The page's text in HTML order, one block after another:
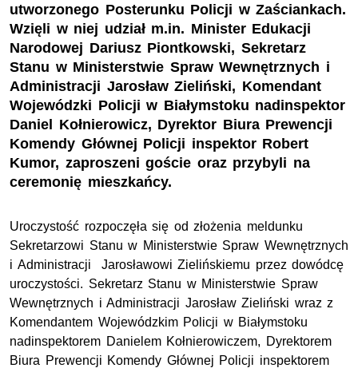
utworzonego Posterunku Policji w Zaściankach.
Wzięli w niej udział m.in. Minister Edukacji
Narodowej Dariusz Piontkowski, Sekretarz
Stanu w Ministerstwie Spraw Wewnętrznych i
Administracji Jarosław Zieliński, Komendant
Wojewódzki Policji w Białymstoku nadinspektor
Daniel Kołnierowicz, Dyrektor Biura Prewencji
Komendy Głównej Policji inspektor Robert
Kumor, zaproszeni goście oraz przybyli na
ceremonię mieszkańcy.
Uroczystość rozpoczęła się od złożenia meldunku
Sekretarzowi Stanu w Ministerstwie Spraw Wewnętrznych
i Administracji Jarosławowi Zielińskiemu przez dowódcę
uroczystości. Sekretarz Stanu w Ministerstwie Spraw
Wewnętrznych i Administracji Jarosław Zieliński wraz z
Komendantem Wojewódzkim Policji w Białymstoku
nadinspektorem Danielem Kołnierowiczem, Dyrektorem
Biura Prewencji Komendy Głównej Policji inspektorem